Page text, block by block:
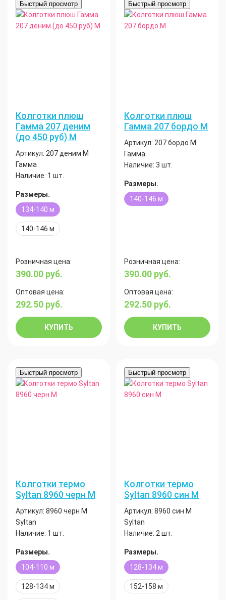
Быстрый просмотр
Колготки плюш
Гамма 207 деним
(до 450 руб) М
Артикул: 207 деним М
Гамма
Наличие: 1 шт.
Размеры.
134-140 м
140-146 м
Розничная цена:
390.00 руб.
Оптовая цена:
292.50 руб.
КУПИТЬ
Быстрый просмотр
Колготки плюш
Гамма 207 бордо М
Артикул: 207 бордо М
Гамма
Наличие: 3 шт.
Размеры.
140-146 м
Розничная цена:
390.00 руб.
Оптовая цена:
292.50 руб.
КУПИТЬ
Быстрый просмотр
Колготки термо
Syltan 8960 черн М
Артикул: 8960 черн М
Syltan
Наличие: 1 шт.
Размеры.
104-110 м
128-134 м
Быстрый просмотр
Колготки термо
Syltan 8960 син М
Артикул: 8960 син М
Syltan
Наличие: 2 шт.
Размеры.
128-134 м
152-158 м